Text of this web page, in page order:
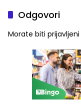
Odgovori
Morate biti prijavljeni